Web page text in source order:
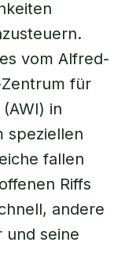
vom Alfred-
für
in
speziellen
fallen
Riffs
andere
und seine